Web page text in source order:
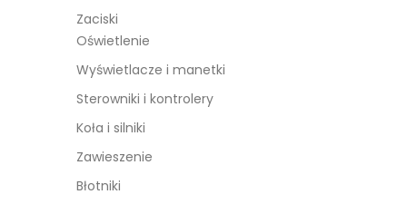
Zaciski
Oświetlenie
Wyświetlacze i manetki
Sterowniki i kontrolery
Koła i silniki
Zawieszenie
Błotniki